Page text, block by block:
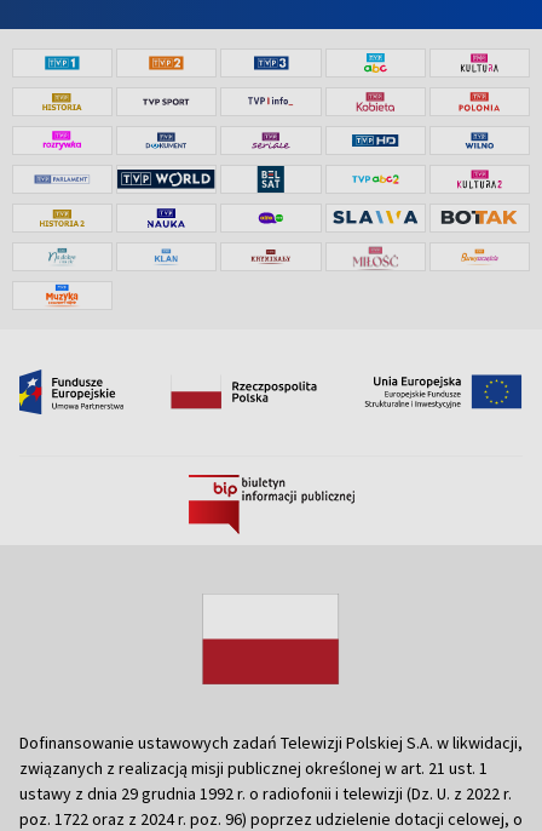
Dofinansowanie ustawowych zadań Telewizji Polskiej S.A. w likwidacji,
związanych z realizacją misji publicznej określonej w art. 21 ust. 1
ustawy z dnia 29 grudnia 1992 r. o radiofonii i telewizji (Dz. U. z 2022 r.
poz. 1722 oraz z 2024 r. poz. 96) poprzez udzielenie dotacji celowej, o